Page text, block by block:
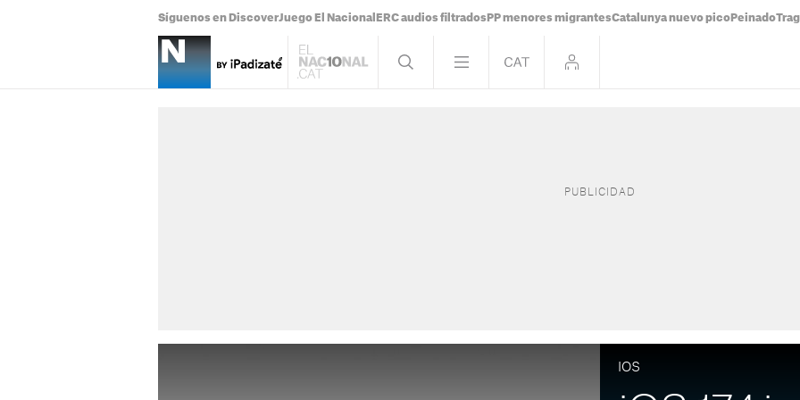
Síguenos en DiscoverJuego El Nacional ERC audios filtrados PP menores migrantesCatalunya nuevo pico Peinado
IOS